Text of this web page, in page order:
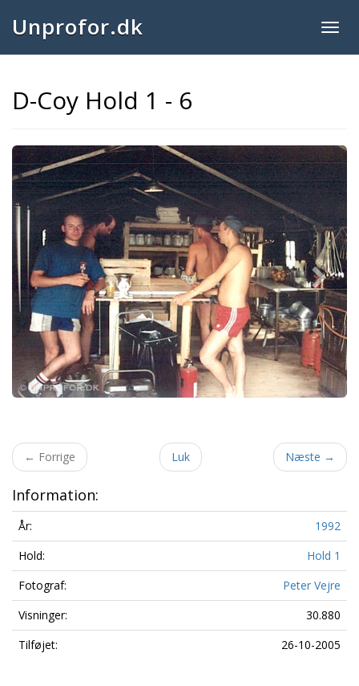
Unprofor.dk
D-Coy Hold 1 - 6
Next
← Forrige Luk Næste →
Information:
År:
1992
Hold:
Hold 1
Fotograf:
Peter Vejre
Visninger:
30.880
Tilføjet:
26-10-2005